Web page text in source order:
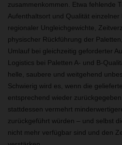
zusammenkommen. Etwa fehlende
Aufenthaltsort und Qualität einzelner
regionaler Ungleichgewichte,
physischer Rückführung der
Umlauf bei gleichzeitig geforderter
Logistics bei Paletten A- und B-
helle, saubere und weitgehend
Schwierig wird es, wenn die
entsprechend wieder
stattdessen vermehrt
zurückgeführt würden – und selbst
nicht mehr verfügbar sind und den